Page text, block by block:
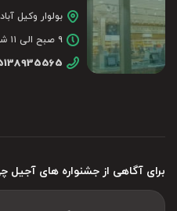
برای آگاهی از جشنواره های
بولوار وکیل
۹ صبح الی ۱۱ شب